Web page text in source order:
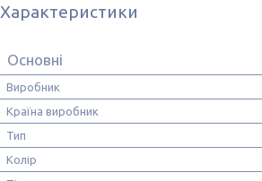
Характеристики
Основні
Виробник
Країна виробник
Тип
Колір